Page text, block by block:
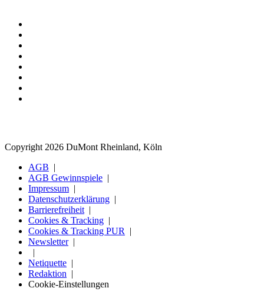
Copyright 2026 DuMont Rheinland, Köln
AGB
AGB Gewinnspiele
Impressum
Datenschutzerklärung
Barrierefreiheit
Cookies & Tracking
Cookies & Tracking PUR
Newsletter
Netiquette
Redaktion
Cookie-Einstellungen